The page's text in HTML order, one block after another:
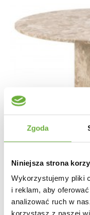
Zgoda
Niniejsza strona
Wykorzystujemy pliki
i reklam, aby
analizować ruch w
korzystasz z naszej
STÓŁ NAXOS 130CM